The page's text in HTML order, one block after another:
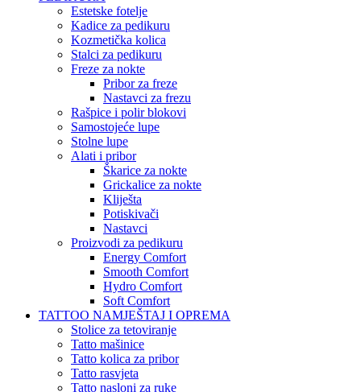
Estetske fotelje
Kadice za pedikuru
Kozmetička kolica
Stalci za pedikuru
Freze za nokte
Pribor za freze
Nastavci za frezu
Rašpice i polir blokovi
Samostojeće lupe
Stolne lupe
Alati i pribor
Škarice za nokte
Grickalice za nokte
Kliješta
Potiskivači
Nastavci
Proizvodi za pedikuru
Energy Comfort
Smooth Comfort
Hydro Comfort
Soft Comfort
TATTOO NAMJEŠTAJ I OPREMA
Stolice za tetoviranje
Tatto mašinice
Tatto kolica za pribor
Tatto rasvjeta
Tatto nasloni za ruke